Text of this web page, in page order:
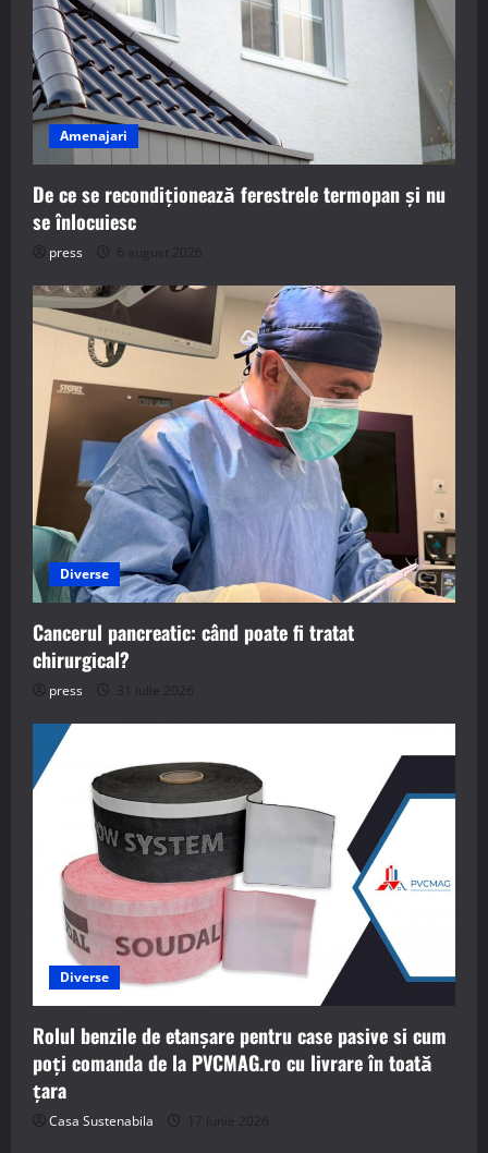
Amenajari
De ce se recondiționează ferestrele termopan și nu
se înlocuiesc
press 6 august 2026
Diverse
Cancerul pancreatic: când poate fi tratat
chirurgical?
press 31 iulie 2026
Diverse
Rolul benzile de etanșare pentru case pasive si cum
poți comanda de la PVCMAG.ro cu livrare în toată
țara
Casa Sustenabila 17 iunie 2026